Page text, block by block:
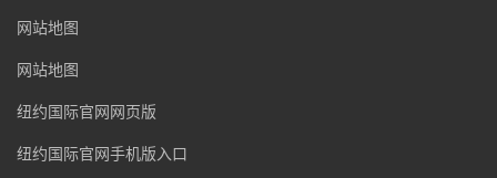
网站地图
网站地图
纽约国际官网网页版
纽约国际官网手机版入口